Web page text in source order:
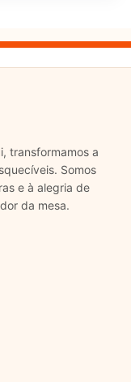
transformamos a
Somos
e à alegria de
da mesa.